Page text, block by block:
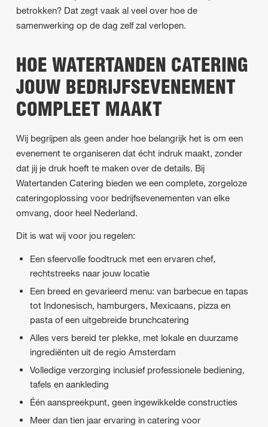
betrokken? Dat zegt vaak al veel over hoe de
samenwerking op de dag zelf zal verlopen.
HOE WATERTANDEN CATERING
JOUW BEDRIJFSEVENEMENT
COMPLEET MAAKT
Wij begrijpen als geen ander hoe belangrijk het is om een
evenement te organiseren dat écht indruk maakt, zonder
dat jij je druk hoeft te maken over de details. Bij
Watertanden Catering bieden we een complete, zorgeloze
cateringoplossing voor bedrijfsevenementen van elke
omvang, door heel Nederland.
Dit is wat wij voor jou regelen:
Een sfeervolle foodtruck met een ervaren chef,
rechtstreeks naar jouw locatie
Een breed en gevarieerd menu: van barbecue en tapas
tot Indonesisch, hamburgers, Mexicaans, pizza en
pasta of een uitgebreide brunchcatering
Alles vers bereid ter plekke, met lokale en duurzame
ingrediënten uit de regio Amsterdam
Volledige verzorging inclusief professionele bediening,
tafels en aankleding
Één aanspreekpunt, geen ingewikkelde constructies
Meer dan tien jaar ervaring in catering voor